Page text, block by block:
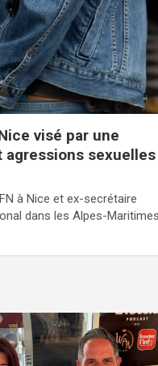
visé par une
agressions sexuelles
à Nice et ex-secrétaire
dans les Alpes-